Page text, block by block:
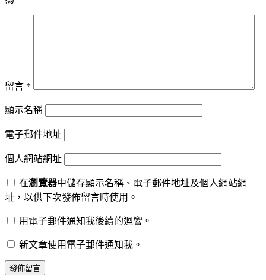
留言 *
顯示名稱
電子郵件地址
個人網站網址
在瀏覽器中儲存顯示名稱、電子郵件地址及個人網站網
址，以供下次發佈留言時使用。
用電子郵件通知我後續的迴響。
新文章使用電子郵件通知我。